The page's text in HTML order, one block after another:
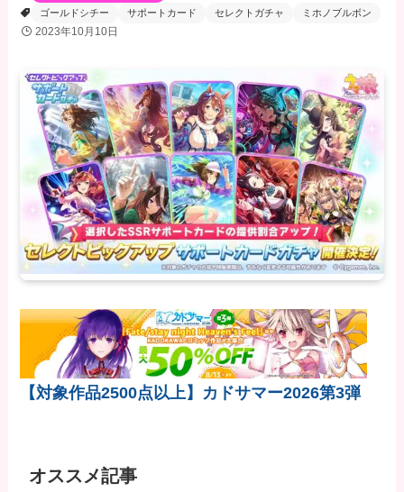
ゴールドシチー
サポートカード セレクトガチャ ミホノブルボン
2023年10月10日
【対象作品2500点以上】カドサマー2026第3弾
オススメ記事